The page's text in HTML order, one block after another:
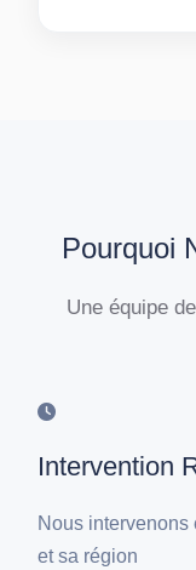
Pourquoi
Une équipe
Intervention
Nous intervenons
et sa région